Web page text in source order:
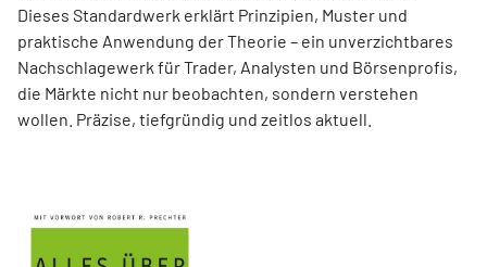
Dieses Standardwerk erklärt Prinzipien, Muster und
praktische Anwendung der Theorie – ein unverzichtbares
Nachschlagewerk für Trader, Analysten und Börsenprofis,
die Märkte nicht nur beobachten, sondern verstehen
wollen. Präzise, tiefgründig und zeitlos aktuell.